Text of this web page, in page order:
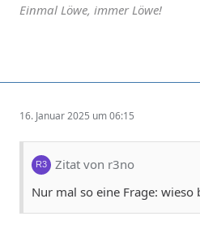
Einmal Löwe, immer Löwe!
16. Januar 2025 um 06:15
Zitat von r3no
Nur mal so eine Frage: